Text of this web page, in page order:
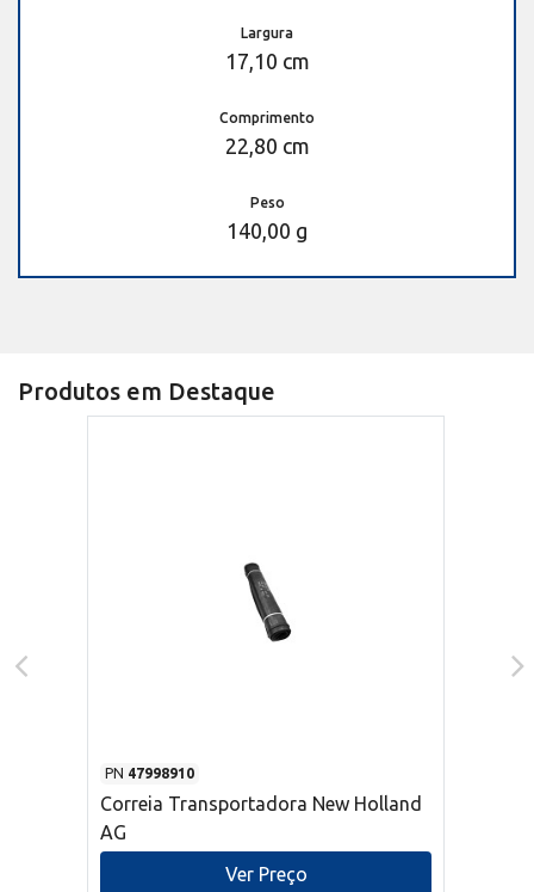
Largura
17,10 cm
Comprimento
22,80 cm
Peso
140,00 g
Produtos em Destaque
PN 47998910
Correia Transportadora New Holland
AG
Ver Preço